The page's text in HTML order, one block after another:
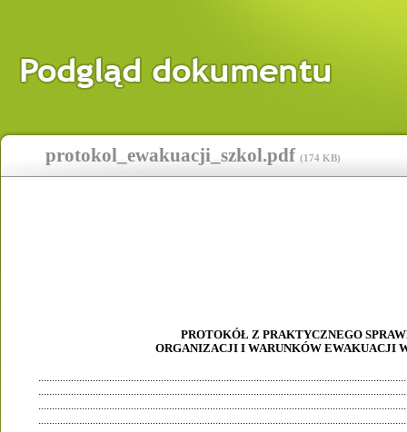
protokol_ewakuacji_szkol.pdf (174 KB)
PROTOKÓŁ Z PRAKTYCZNEGO
ORGANIZACJI I WARUNKÓW EWAKUACJI